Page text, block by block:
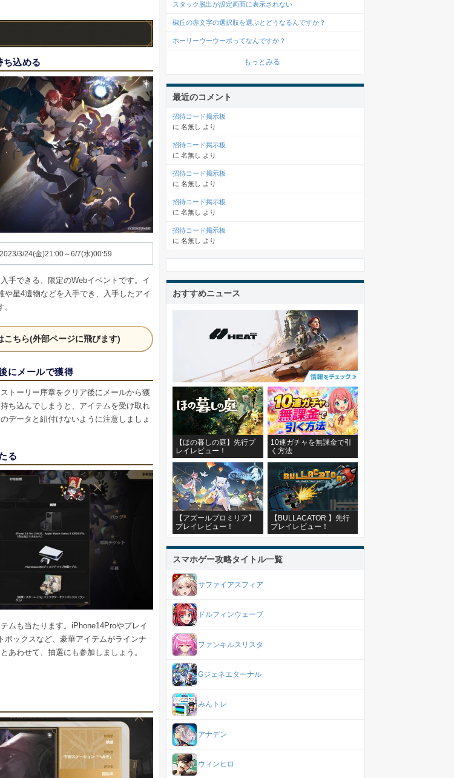
ち込める
2023/3/24(金)21:00～6/7(水)00:59
手できる、限定のWebイベントです。イ
星4遺物などを入手でき、入手したアイ
こちら(外部ページに飛びます)
にメールで獲得
トーリー序章をクリア後にメールから獲
ち込んでしまうと、アイテムを受け取れ
データと紐付けないように注意しましょ
る
ムも当たります。iPhone14Proやプレイ
ボックスなど、豪華アイテムがラインナ
あわせて、抽選にも参加しましょう。
スタック脱出が設定画面に表示されない
椒丘の赤文字の選択肢を選ぶとどうなるんですか？
ホーリーウーウーボってなんですか？
もっとみる
最近のコメント
招待コード掲示板
に 名無し より
招待コード掲示板
に 名無し より
招待コード掲示板
に 名無し より
招待コード掲示板
に 名無し より
招待コード掲示板
に 名無し より
おすすめニュース
【ほの暮しの庭】先行プ
レイレビュー！
10連ガチャを無課金で引
く方法
【アズールプロミリア】
プレイレビュー！
【BULLACATOR 】先行
プレイレビュー！
スマホゲー攻略タイトル一覧
サファイアスフィア
ドルフィンウェーブ
ファンキルスリスタ
Gジェネエターナル
みんトレ
アナデン
ウィンヒロ